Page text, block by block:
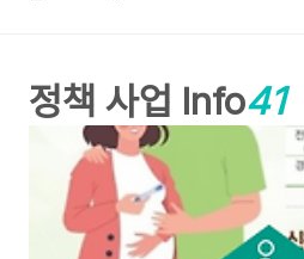
정책 사업 Info41